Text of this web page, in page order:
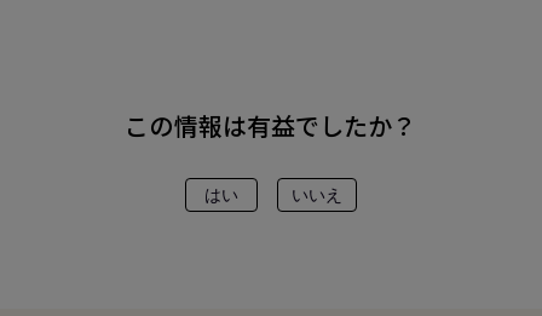
この情報は有益でしたか？
はい いいえ